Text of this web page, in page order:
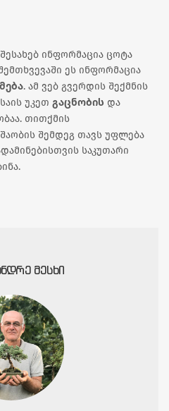
ინფორმაცია ცოტა
ეს ინფორმაცია
. ამ ვებ გვერდის შექმნის
უკეთ გაცნობის და
თითქმის
შემდეგ თავს უფლება
საკუთარი
ᲛᲔᲡᲮᲘ